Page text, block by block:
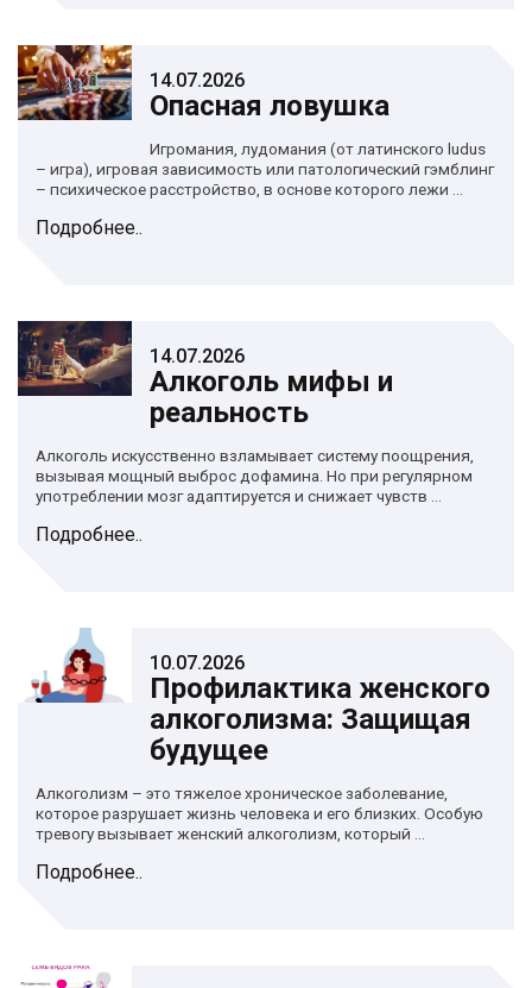
14.07.2026
Опасная ловушка
Игромания, лудомания (от латинского ludus
– игра), игровая зависимость или патологический гэмблинг
– психическое расстройство, в основе которого лежи ...
Подробнее..
14.07.2026
Алкоголь мифы и
реальность
Алкоголь искусственно взламывает систему поощрения,
вызывая мощный выброс дофамина. Но при регулярном
употреблении мозг адаптируется и снижает чувств ...
Подробнее..
10.07.2026
Профилактика женского
алкоголизма: Защищая
будущее
Алкоголизм – это тяжелое хроническое заболевание,
которое разрушает жизнь человека и его близких. Особую
тревогу вызывает женский алкоголизм, который ...
Подробнее..